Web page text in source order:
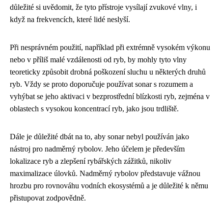
důležité si uvědomit, že tyto přístroje vysílají zvukové vlny, i
když na frekvencích, které lidé neslyší.
Při nesprávném použití, například při extrémně vysokém výkonu
nebo v příliš malé vzdálenosti od ryb, by mohly tyto vlny
teoreticky způsobit drobná poškození sluchu u některých druhů
ryb. Vždy se proto doporučuje používat sonar s rozumem a
vyhýbat se jeho aktivaci v bezprostřední blízkosti ryb, zejména v
oblastech s vysokou koncentrací ryb, jako jsou trdliště.
Dále je důležité dbát na to, aby sonar nebyl používán jako
nástroj pro nadměrný rybolov. Jeho účelem je především
lokalizace ryb a zlepšení rybářských zážitků, nikoliv
maximalizace úlovků. Nadměrný rybolov představuje vážnou
hrozbu pro rovnováhu vodních ekosystémů a je důležité k němu
přistupovat zodpovědně.